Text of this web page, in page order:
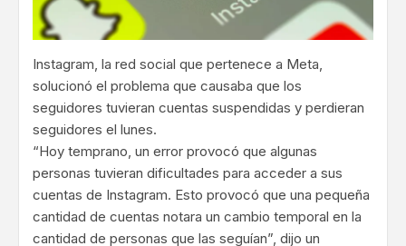
Instagram, la red social que pertenece a Meta,
solucionó el problema que causaba que los
seguidores tuvieran cuentas suspendidas y perdieran
seguidores el lunes.
“Hoy temprano, un error provocó que algunas
personas tuvieran dificultades para acceder a sus
cuentas de Instagram. Esto provocó que una pequeña
cantidad de cuentas notara un cambio temporal en la
cantidad de personas que las seguían”, dijo un